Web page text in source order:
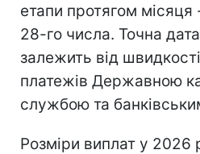
етапи протягом
28-го числа. Точна
залежить від
платежів Державною
службою та
Розміри виплат у 2026